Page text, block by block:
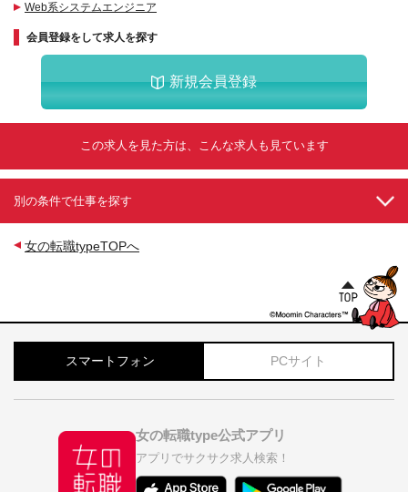
Web系システムエンジニア
会員登録をして求人を探す
新規会員登録
この求人を見た方は、こんな求人も見ています
別の条件で仕事を探す
女の転職typeTOPへ
スマートフォン PCサイト
女の転職type公式アプリ
アプリでサクサク求人検索！